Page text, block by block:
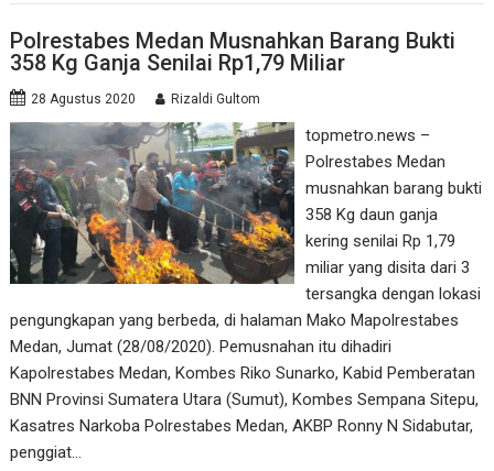
Polrestabes Medan Musnahkan Barang Bukti
358 Kg Ganja Senilai Rp1,79 Miliar
28 Agustus 2020 Rizaldi Gultom
topmetro.news –
Polrestabes Medan
musnahkan barang bukti
358 Kg daun ganja
kering senilai Rp 1,79
miliar yang disita dari 3
tersangka dengan lokasi
pengungkapan yang berbeda, di halaman Mako Mapolrestabes
Medan, Jumat (28/08/2020). Pemusnahan itu dihadiri
Kapolrestabes Medan, Kombes Riko Sunarko, Kabid Pemberatan
BNN Provinsi Sumatera Utara (Sumut), Kombes Sempana Sitepu,
Kasatres Narkoba Polrestabes Medan, AKBP Ronny N Sidabutar,
penggiat…